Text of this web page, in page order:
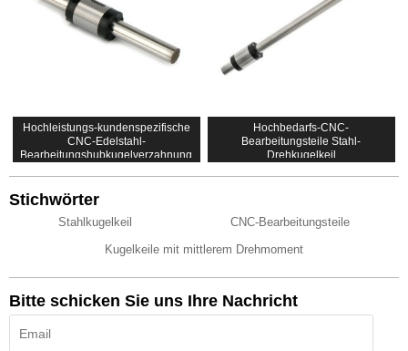
Hochleistungs-kundenspezifische
CNC-Edelstahl-
Bearbeitungshubkugelverzahnung
Hochbedarfs-CNC-
Bearbeitungsteile Stahl-
Drehkugelkeil
Stichwörter
Stahlkugelkeil
CNC-Bearbeitungsteile
Kugelkeile mit mittlerem Drehmoment
Bitte schicken Sie uns Ihre Nachricht